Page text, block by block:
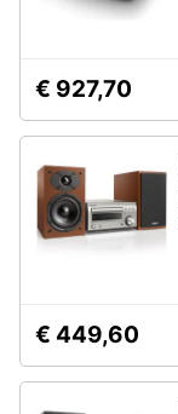
Servizi
Assistenza
clienti
€ 927,70
€ 449,60